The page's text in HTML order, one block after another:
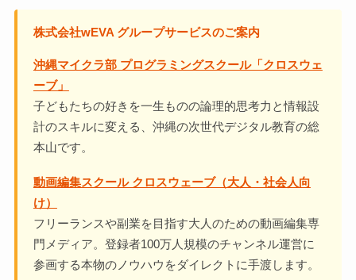
株式会社wEVA グループサービスのご案内
沖縄マイクラ部 プログラミングスクール「クロスウェ
ーブ」
子どもたちの好きを一生ものの論理的思考力と情報設
計のスキルに変える、沖縄の次世代デジタル教育の総
本山です。
動画編集スクール クロスウェーブ（大人・社会人向
け）
フリーランスや副業を目指す大人のための動画編集専
門メディア。登録者100万人規模のチャンネル運営に
参画する本物のノウハウをダイレクトに手渡します。